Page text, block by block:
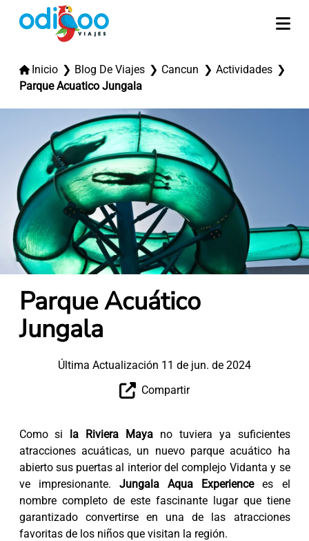
Inicio Blog De Viajes Cancun
Actividades
Parque Acuatico Jungala
Parque Acuático
Jungala
Última Actualización 11 de jun. de 2024
Compartir
Como si la Riviera Maya no tuviera ya suficientes
atracciones acuáticas, un nuevo parque acuático ha
abierto sus puertas al interior del complejo Vidanta y se
ve impresionante. Jungala Aqua Experiencees el
nombre completo de este fascinante lugar que tiene
garantizado convertirse en una de las atracciones
favoritas de los niños que visitan la región.